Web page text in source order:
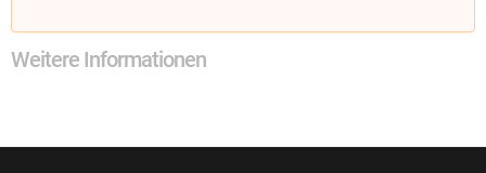
Weitere Informationen